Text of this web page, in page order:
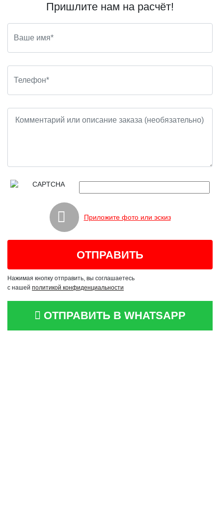
Пришлите нам на расчёт!
Приложите фото или эскиз
Нажимая кнопку отправить, вы соглашаетесь
с нашей политикой конфиденциальности
ОТПРАВИТЬ В WHATSAPP